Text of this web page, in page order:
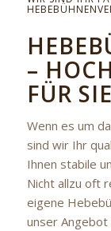
–
FÜR
Wenn es um
sind wir Ihr
Ihnen stabile
Nicht allzu oft
eigene
unser